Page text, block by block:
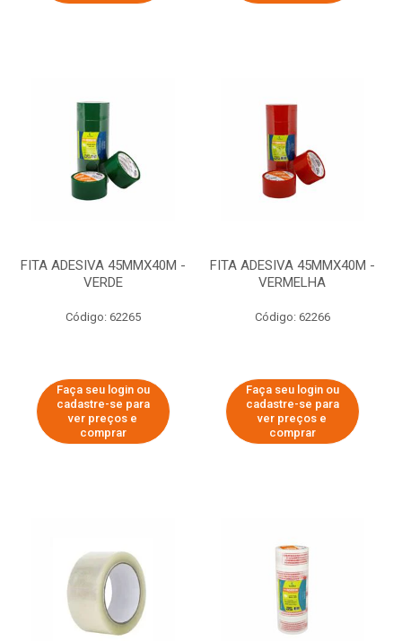
FITA ADESIVA 45MMX40M -
VERDE
Código: 62265
Faça seu login ou
cadastre-se para
ver preços e
comprar
FITA ADESIVA 45MMX40M -
VERMELHA
Código: 62266
Faça seu login ou
cadastre-se para
ver preços e
comprar